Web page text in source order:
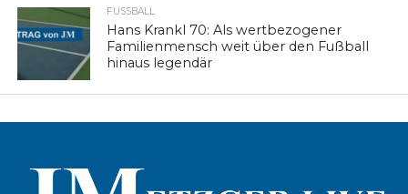
FUSSBALL
Hans Krankl 70: Als wertbezogener
Familienmensch weit über den Fußball
hinaus legendär